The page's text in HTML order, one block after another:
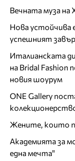
Вечната муза на
Нова устойчива
успешният
Италианската
на Bridal Fashion
новия шоурум
ONE Gallery
Жените, които
Академията за
една мечта"